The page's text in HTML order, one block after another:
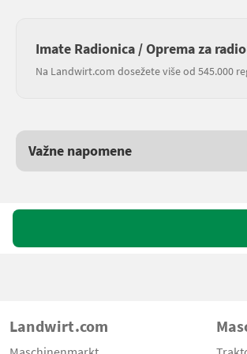
Imate Radionica / Oprema za
Na Landwirt.com dosežete više od 545.000
Važne napomene
Landwirt.com